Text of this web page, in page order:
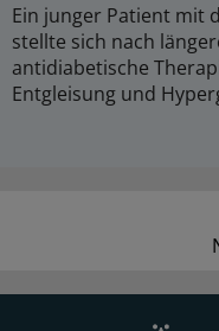
Ein junger Patient mit
stellte sich nach
antidiabetische
Entgleisung und